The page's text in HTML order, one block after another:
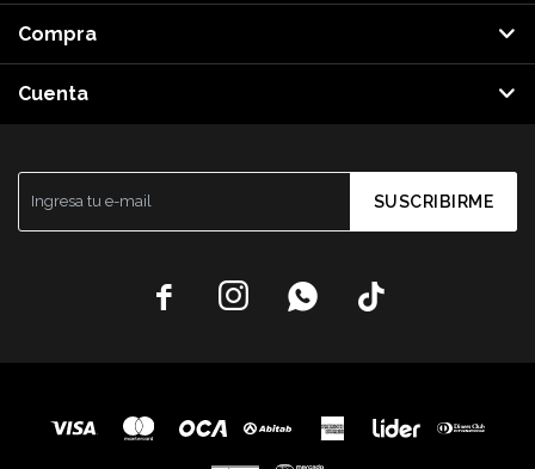
SUSCRIBIRME
   
Compra
Cuenta